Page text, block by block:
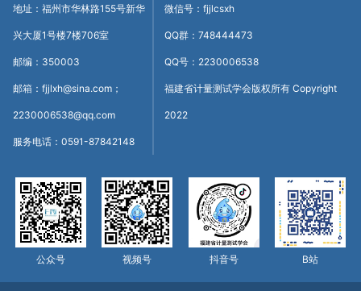
地址：福州市华林路155号新华
兴大厦1号楼7楼706室
邮编：350003
邮箱：fjjlxh@sina.com；
2230006538@qq.com
服务电话：0591-87842148
微信号：fjjlcsxh
QQ群：748444473
QQ号：2230006538
福建省计量测试学会版权所有 Copyright
2022
公众号 视频号 抖音号 B站